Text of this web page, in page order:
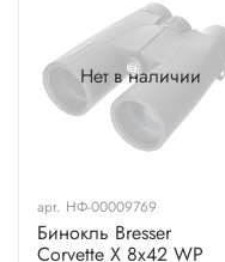
Нет в наличии
арт. НФ-00009769
Бинокль Bresser
Corvette X 8x42 WP